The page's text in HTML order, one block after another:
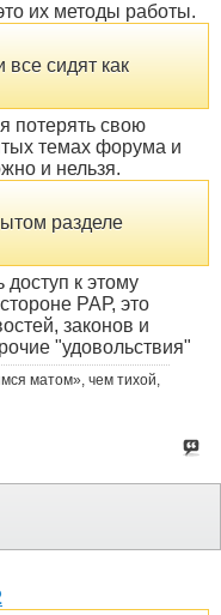
их методы работы.
сидят как
потерять свою
темах форума и
и нельзя.
разделе
к этому
РАР, это
законов и
"удовольствия"
матом», чем тихой,